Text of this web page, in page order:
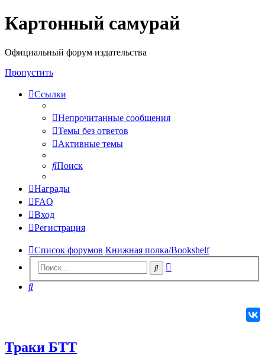
Регистрация
Картонный самурай
Официальный форум издательства
Пропустить
Ссылки
Непрочитанные сообщения
Темы без ответов
Активные темы
Поиск
Награды
FAQ
Вход
Регистрация
Список форумов Книжная полка/Bookshelf
Поиск
Поиск
Траки БТТ